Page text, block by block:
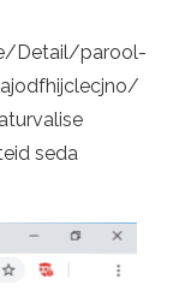
Detail/parool-
seda